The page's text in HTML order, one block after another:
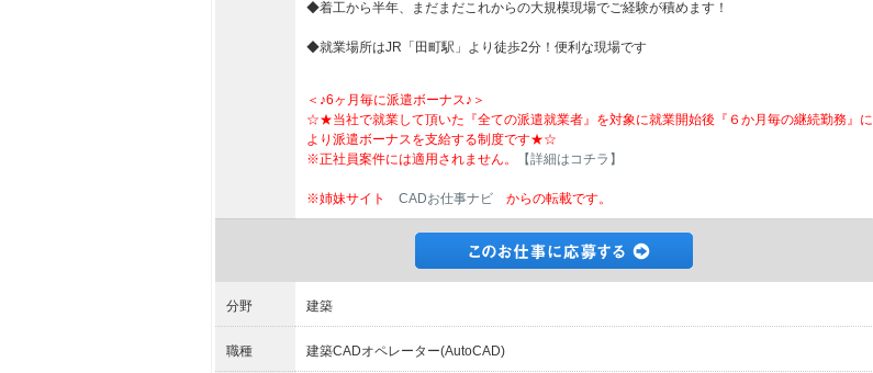
◆着工から半年、まだまだこれからの大規模現場でご経験が積めます！
◆就業場所はJR「田町駅」より徒歩2分！便利な現場です
＜♪6ヶ月毎に派遣ボーナス♪＞
☆★当社で就業して頂いた『全ての派遣就業者』を対象に就業開始後『６か月毎の継続勤務』に
より派遣ボーナスを支給する制度です★☆
※正社員案件には適用されません。
【詳細はコチラ】
※姉妹サイト CADお仕事ナビ からの転載です。
分野 建築
職種 建築CADオペレーター(AutoCAD)